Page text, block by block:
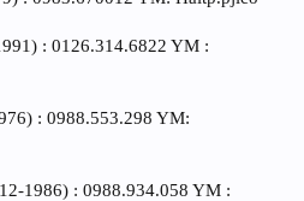
: 0126.314.6822 YM :
: 0988.553.298 YM:
1986) : 0988.934.058 YM :